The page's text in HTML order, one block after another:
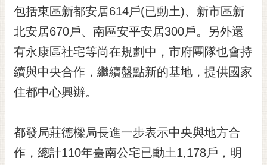
導
覽
訂
閱
RSS
訂
子
報
包括東區新都安居614戶(已動土)、新市區新
北安居670戶、南區安平安居300戶。另外還
有永康區社宅等尚在規劃中，市府團隊也會持
續與中央合作，繼續盤點新的基地，提供國家
住都中心興辦。
都發局莊德樑局長進一步表示中央與地方合
作，總計110年臺南公宅已動土1,178戶，明